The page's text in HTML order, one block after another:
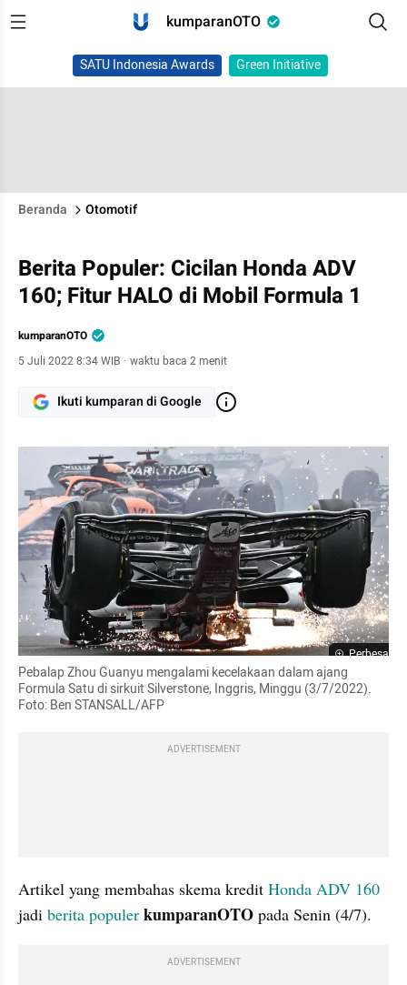
kumparanOTO
SATU Indonesia Awards Green Initiative
Beranda Otomotif
Berita Populer: Cicilan Honda ADV
160; Fitur HALO di Mobil Formula 1
kumparanOTO
5 Juli 2022 8:34 WIB · waktu baca 2 menit
Ikuti kumparan di Google
Perbesar
Pebalap Zhou Guanyu mengalami kecelakaan dalam ajang
Formula Satu di sirkuit Silverstone, Inggris, Minggu (3/7/2022).
Foto: Ben STANSALL/AFP
ADVERTISEMENT
Artikel yang membahas skema kredit Honda ADV 160
jadi berita populer kumparanOTO pada Senin (4/7).
ADVERTISEMENT